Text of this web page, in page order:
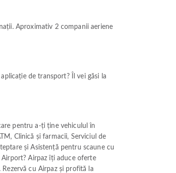
Aproximativ 2 companii aeriene
de transport? Îl vei găsi la
pentru a-ți ține vehiculul în
Clinică și farmacii, Serviciul de
și Asistență pentru scaune cu
Airpaz îți aduce oferte
cu Airpaz și profită la